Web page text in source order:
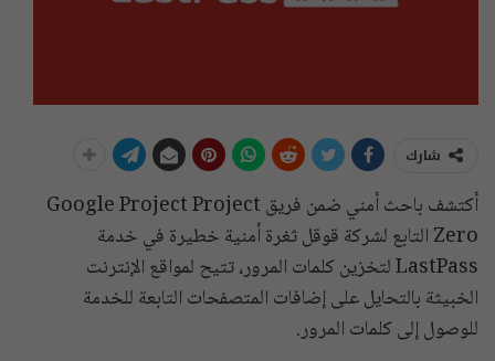
شارك
أكتشف باحث أمني ضمن فريق Google Project Project
Zero التابع لشركة قوقل ثغرة أمنية خطيرة في خدمة
LastPass لتخزين كلمات المرور، تتيح لمواقع الإنترنت
الخبيثة بالتحايل على إضافات المتصفحات التابعة للخدمة
للوصول إلى كلمات المرور.